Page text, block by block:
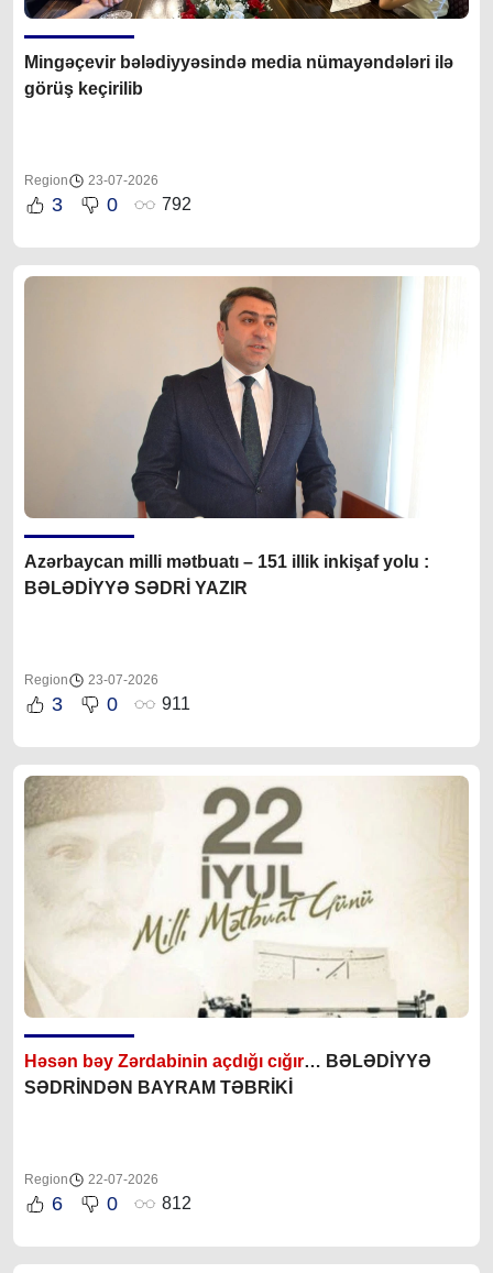
Mingəçevir bələdiyyəsində media nümayəndələri ilə
görüş keçirilib
Region 23-07-2026
3 0 792
Azərbaycan milli mətbuatı – 151 illik inkişaf yolu :
BƏLƏDİYYƏ SƏDRİ YAZIR
Region 23-07-2026
3 0 911
Həsən bəy Zərdabinin açdığı cığır… BƏLƏDİYYƏ
SƏDRİNDƏN BAYRAM TƏBRİKİ
Region 22-07-2026
6 0 812